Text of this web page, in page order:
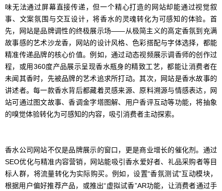
味无法通过屏幕直接传递，但一个精心打造的网站却能通过视觉叙
事、文案氛围与交互设计，将香水的灵魂转化为可感知的体验。首
先，网站是品牌调性的终极展示场——从极简主义的高定香氛到充满
故事感的艺术沙龙香，网站的设计风格、色彩搭配与字体选择，都能
精准传递品牌的核心价值。例如，通过动态视频展示调香师的创作过
程，或用360度产品展示呈现香水瓶身的精致工艺，都能让消费者在
未闻其香时，先被品牌的艺术追求所打动。其次，网站是香水故事的
讲述者。每一款香水背后都藏着灵感来源、原料溯源与情感表达，网
站可通过图文故事、香调金字塔图解、用户香评互动等功能，将抽象
的嗅觉体验转化为可感知的内容，吸引消费者主动探索。
香水公司网站不仅是品牌展示的窗口，更是商业增长的催化剂。通过
SEO优化与精准内容营销，网站能吸引香水爱好者、礼品采购者等目
标人群，将流量转化为实际购买。例如，设置“香氛测试”互动模块，
根据用户偏好推荐产品，或推出“虚拟试香”AR功能，让消费者通过手